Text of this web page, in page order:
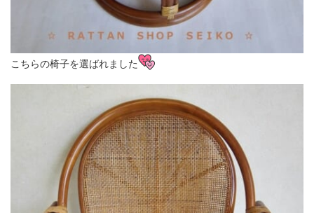
こちらの椅子を選ばれました